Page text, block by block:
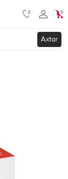
Axtar
0 0